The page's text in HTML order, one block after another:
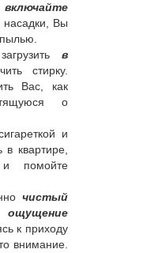
включайте
Вы
в
стирку.
Вас, как
о
и
в квартире,
и помойте
чистый
к приходу
внимание.